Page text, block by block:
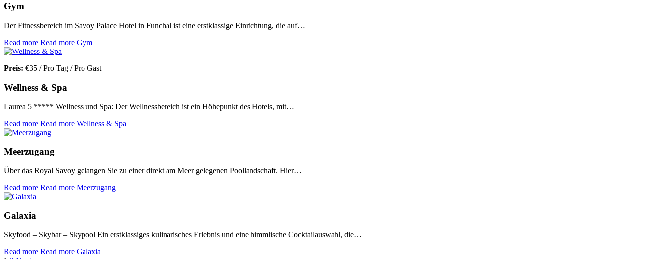
Gym
Der Fitnessbereich im Savoy Palace Hotel in Funchal ist eine erstklassige Einrichtung, die auf…
Read more Read more Gym
Preis: €35 / Pro Tag / Pro Gast
Wellness & Spa
Laurea 5 ***** Wellness und Spa: Der Wellnessbereich ist ein Höhepunkt des Hotels, mit…
Read more Read more Wellness & Spa
Meerzugang
Über das Royal Savoy gelangen Sie zu einer direkt am Meer gelegenen Poollandschaft. Hier…
Read more Read more Meerzugang
Galaxia
Skyfood – Skybar – Skypool Ein erstklassiges kulinarisches Erlebnis und eine himmlische Cocktailauswahl, die…
Read more Read more Galaxia